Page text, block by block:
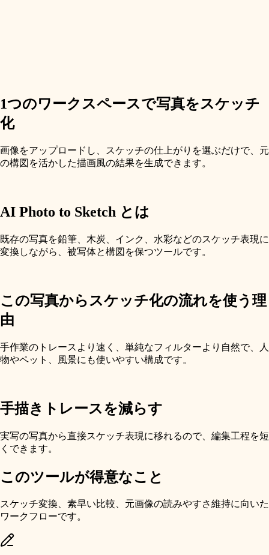
1つのワークスペースで写真をスケッチ
化
画像をアップロードし、スケッチの仕上がりを選ぶだけで、元
の構図を活かした描画風の結果を生成できます。
AI Photo to Sketch とは
既存の写真を鉛筆、木炭、インク、水彩などのスケッチ表現に
変換しながら、被写体と構図を保つツールです。
この写真からスケッチ化の流れを使う理
由
手作業のトレースより速く、単純なフィルターより自然で、人
物やペット、風景にも使いやすい構成です。
手描きトレースを減らす
実写の写真から直接スケッチ表現に移れるので、編集工程を短
くできます。
このツールが得意なこと
スケッチ変換、素早い比較、元画像の読みやすさ維持に向いた
ワークフローです。